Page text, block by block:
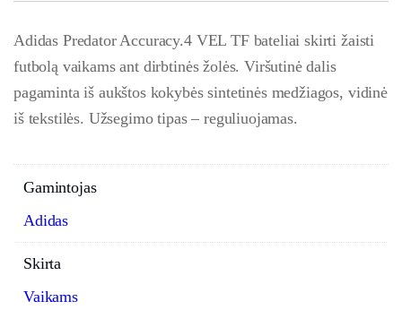
Adidas Predator Accuracy.4 VEL TF bateliai skirti žaisti
futbolą vaikams ant dirbtinės žolės. Viršutinė dalis
pagaminta iš aukštos kokybės sintetinės medžiagos, vidinė
iš tekstilės. Užsegimo tipas – reguliuojamas.
Gamintojas
Adidas
Skirta
Vaikams